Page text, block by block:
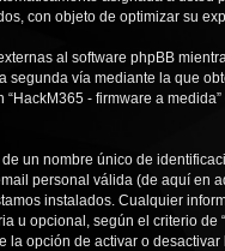
con objeto de optimizar su
al software phpBB
segunda vía mediante la que
“HackM365 - firmware a
un nombre único de
personal válida (de aquí en
instalados. Cualquier
u opcional, según el criterio
la opción de activar o